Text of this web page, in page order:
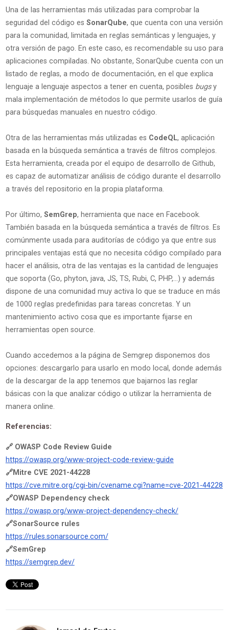
Una de las herramientas más utilizadas para comprobar la
seguridad del código es SonarQube, que cuenta con una versión
para la comunidad, limitada en reglas semánticas y lenguajes, y
otra versión de pago. En este caso, es recomendable su uso para
aplicaciones compiladas. No obstante, SonarQube cuenta con un
listado de reglas, a modo de documentación, en el que explica
lenguaje a lenguaje aspectos a tener en cuenta, posibles bugsy
mala implementación de métodos lo que permite usarlos de guía
para búsquedas manuales en nuestro código.
Otra de las herramientas más utilizadas es CodeQL, aplicación
basada en la búsqueda semántica a través de filtros complejos.
Esta herramienta, creada por el equipo de desarrollo de Github,
es capaz de automatizar análisis de código durante el desarrollo
a través del repositorio en la propia plataforma.
Por último, SemGrep, herramienta que nace en Facebook.
También basada en la búsqueda semántica a través de filtros. Es
comúnmente usada para auditorías de código ya que entre sus
principales ventajas está que no necesita código compilado para
hacer el análisis, otra de las ventajas es la cantidad de lenguajes
que soporta (Go, phyton, java, JS, TS, Rubi, C, PHP,…) y además
dispone de una comunidad muy activa lo que se traduce en más
de 1000 reglas predefinidas para tareas concretas. Y un
mantenimiento activo cosa que es importante fijarse en
herramientas open source.
Cuando accedemos a la página de Semgrep disponemos dos
opciones: descargarlo para usarlo en modo local, donde además
de la descargar de la app tenemos que bajarnos las reglar
básicas con la que analizar código o utilizar la herramienta de
manera online.
Referencias:
🔗 OWASP Code Review Guide
https://owasp.org/www-project-code-review-guide
🔗Mitre CVE 2021-44228
https://cve.mitre.org/cgi-bin/cvename.cgi?name=cve-2021-44228
🔗OWASP Dependency check
https://owasp.org/www-project-dependency-check/
🔗SonarSource rules
https://rules.sonarsource.com/
🔗SemGrep
https://semgrep.dev/